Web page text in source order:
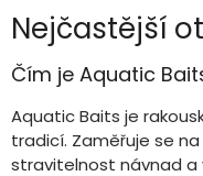
Nejčastější
Čím je Aquatic
Aquatic Baits je
tradicí. Zaměřuje se
stravitelnost návnad a